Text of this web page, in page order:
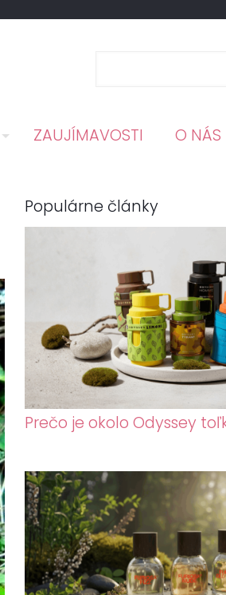
ZAUJÍMAVOSTI O NÁS
Populárne články
Prečo je okolo Odyssey